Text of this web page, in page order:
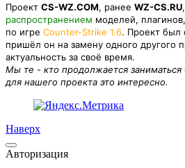
Проект CS-WZ.COM, ранее WZ-CS.RU
распространением моделей,
по игре Counter-Strike 1.6. Проект был
пришёл он на замену одного другого
актуальность за своё время.
Мы те - кто продолжается заниматься
для нашего проекта это интересно.
Наверх
Авторизация